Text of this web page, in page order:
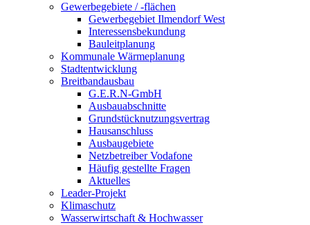
Gewerbegebiete / -flächen
Gewerbegebiet Ilmendorf West
Interessensbekundung
Bauleitplanung
Kommunale Wärmeplanung
Stadtentwicklung
Breitbandausbau
G.E.R.N-GmbH
Ausbauabschnitte
Grundstücknutzungsvertrag
Hausanschluss
Ausbaugebiete
Netzbetreiber Vodafone
Häufig gestellte Fragen
Aktuelles
Leader-Projekt
Klimaschutz
Wasserwirtschaft & Hochwasser